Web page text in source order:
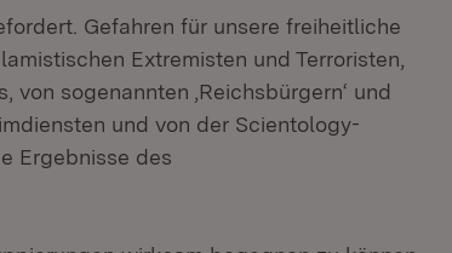
Gefahren für unsere freiheitliche
Extremisten und Terroristen,
sogenannten ‚Reichsbürgern‘ und
und von der Scientology-
Ergebnisse des